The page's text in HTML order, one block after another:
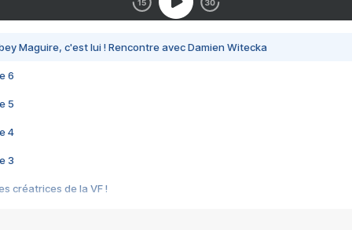
Maguire, c'est lui ! Rencontre avec Damien Witecka
6
5
4
3
créatrices de la VF !